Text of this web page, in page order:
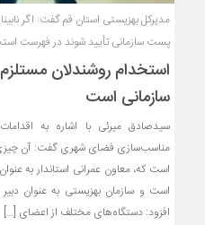
مدیرکل بهزیستی استان قم گفت: اگر
پست سازمانی تأیید شوند در فهرست
استخدام روشندلان
سازمانی‌ است
سیدصادق میرئی با اشاره به
مناسب‌سازی فضای شهری گفت: آن چیزی
است که، معاون عمرانی استاندار به
است و سازمان بهزیستی به عنوان
افزود: دستگاه‌های مختلف از اعضای […]